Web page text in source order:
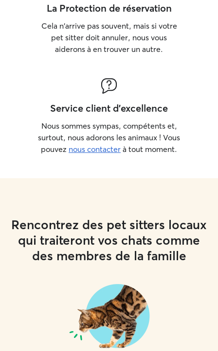
La Protection de réservation
Cela n'arrive pas souvent, mais si votre
pet sitter doit annuler, nous vous
aiderons à en trouver un autre.
Service client d'excellence
Nous sommes sympas, compétents et,
surtout, nous adorons les animaux ! Vous
pouvez nous contacter à tout moment.
Rencontrez des pet sitters locaux
qui traiteront vos chats comme
des membres de la famille